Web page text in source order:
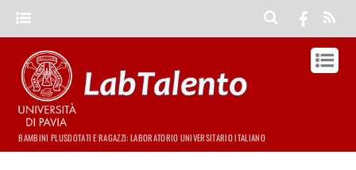
BAMBINI PLUSDOTATI E RAGAZZI: LABORATORIO UNIVERSITARIO ITALIANO